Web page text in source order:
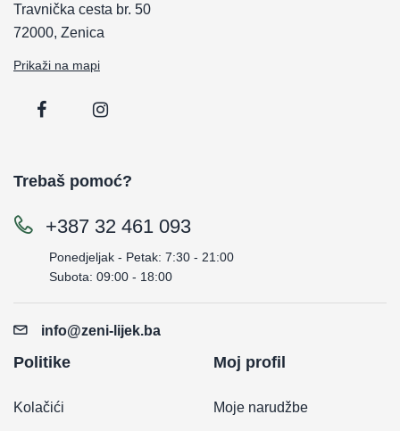
Travnička cesta br. 50
72000, Zenica
Prikaži na mapi
Trebaš pomoć?
+387 32 461 093
Ponedjeljak - Petak: 7:30 - 21:00
Subota: 09:00 - 18:00
info@zeni-lijek.ba
Politike
Kolačići
Moj profil
Moje narudžbe